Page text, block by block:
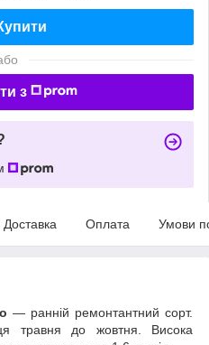
з
Доставка Оплата Умови
— ранній ремонтантний сорт.
травня до жовтня. Висока